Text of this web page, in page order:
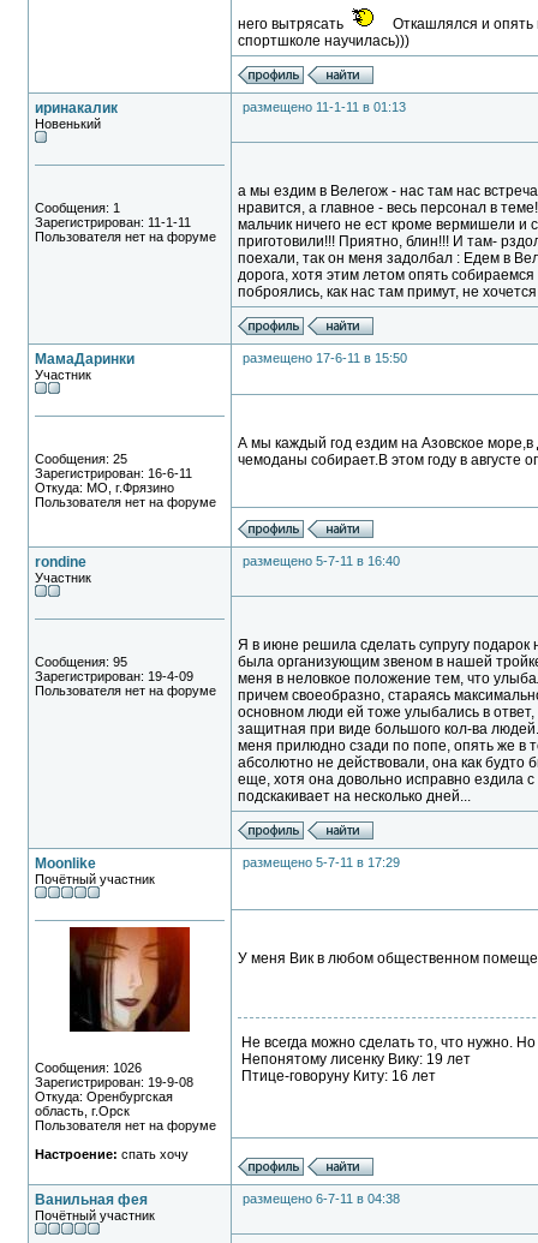
него вытрясать
Откашлялся и опять
спортшколе научилась)))
иринакалик
Новенький
Сообщения: 1
Зарегистрирован: 11-1-11
Пользователя нет на форуме
размещено 11-1-11 в 01:13
а мы ездим в Велегож - нас там нас
нравится, а главное - весь персонал в
мальчик ничего не ест кроме вермишели и
приготовили!!! Приятно, блин!!! И там-
поехали, так он меня задолбал : Едем в
дорога, хотя этим летом опять
поброялись, как нас там примут, не
МамаДаринки
Участник
Сообщения: 25
Зарегистрирован: 16-6-11
Откуда: МО, г.Фрязино
Пользователя нет на форуме
размещено 17-6-11 в 15:50
А мы каждый год ездим на Азовское
чемоданы собирает.В этом году в августе
rondine
Участник
Сообщения: 95
Зарегистрирован: 19-4-09
Пользователя нет на форуме
размещено 5-7-11 в 16:40
Я в июне решила сделать супругу
была организующим звеном в нашей
меня в неловкое положение тем, что
причем своеобразно, стараясь
основном люди ей тоже улыбались в
защитная при виде большого кол-ва
меня прилюдно сзади по попе, опять же в
абсолютно не действовали, она как будто
еще, хотя она довольно исправно ездила с
подскакивает на несколько дней...
Moonlike
Почётный участник
Сообщения: 1026
Зарегистрирован: 19-9-08
Откуда: Оренбургская
область, г.Орск
Пользователя нет на форуме
Настроение: спать хочу
размещено 5-7-11 в 17:29
У меня Вик в любом общественном
Не всегда можно сделать то, что нужно.
Непонятому лисенку Вику: 19 лет
Птице-говоруну Киту: 16 лет
Ванильная фея
Почётный участник
размещено 6-7-11 в 04:38